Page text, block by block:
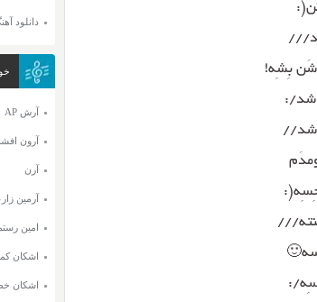
بِشِه!
شد/:
شد//
حِسِه(:
:
دانلود
آرش AP
آرون
آرن
آرمین
امین
اشکان
اشکان